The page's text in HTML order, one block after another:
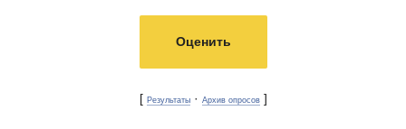
[ Результаты· Архив опросов]